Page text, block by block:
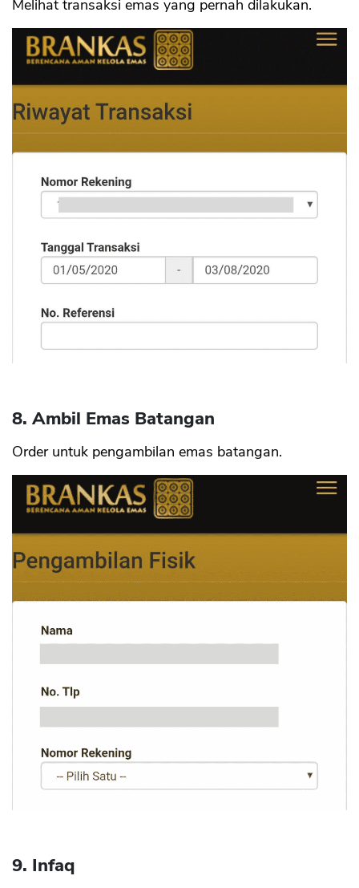
Melihat transaksi emas yang pernah dilakukan.
8. Ambil Emas Batangan
Order untuk pengambilan emas batangan.
9. Infaq